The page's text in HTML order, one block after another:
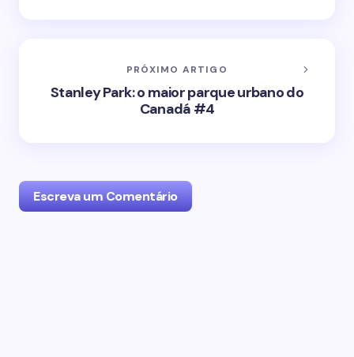
PRÓXIMO ARTIGO
Stanley Park: o maior parque urbano do
Canadá #4
Escreva um Comentário